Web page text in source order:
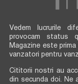
Vedem lucrurile
provocam status
Magazine este
vanzatori pentru
Cititorii nostri au
din secunda doi. Ne